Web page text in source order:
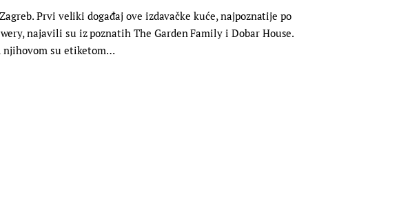
Prvi veliki događaj ove izdavačke kuće, najpoznatije po
najavili su iz poznatih The Garden Family i Dobar House.
njihovom su etiketom…